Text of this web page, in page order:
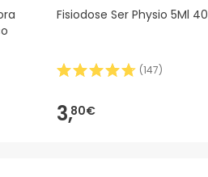
Fisiodose Ser Physio 5Ml 40
(147)
3,80€